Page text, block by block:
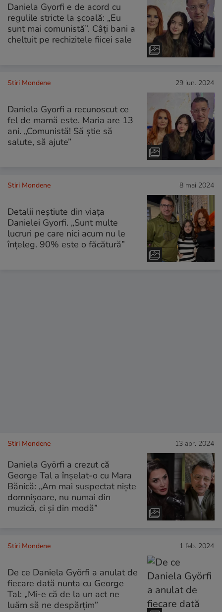
Daniela Gyorfi e de acord cu
regulile stricte la școală: „Eu
sunt mai comunistă”. Câți bani a
cheltuit pe rechizitele fiicei sale
Stiri Mondene 29 iun. 2024
Daniela Gyorfi a recunoscut ce
fel de mamă este. Maria are 13
ani. „Comunistă! Să știe să
salute, să ajute”
Stiri Mondene 8 mai 2024
Detalii neștiute din viața
Danielei Gyorfi. „Sunt multe
lucruri pe care nici acum nu le
înțeleg. 90% este o făcătură”
Stiri Mondene 13 apr. 2024
Daniela Györfi a crezut că
George Tal a înșelat-o cu Mara
Bănică: „Am mai suspectat niște
domnișoare, nu numai din
muzică, ci și din modă”
Stiri Mondene 1 feb. 2024
De ce Daniela Györfi a anulat de
fiecare dată nunta cu George
Tal: „Mi-e că de la un act ne
luăm să ne despărțim”